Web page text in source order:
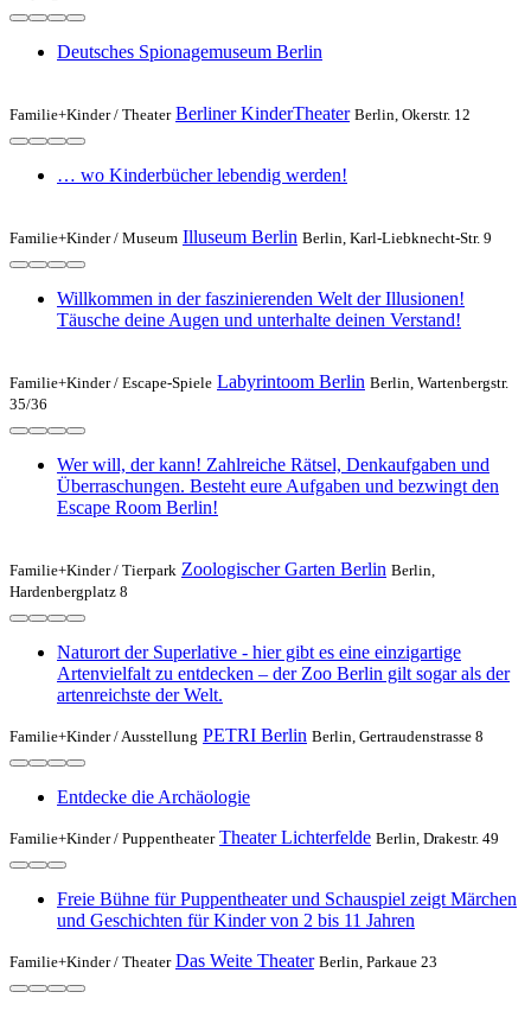
Deutsches Spionagemuseum Berlin
Familie+Kinder / Theater Berliner KinderTheater Berlin, Okerstr. 12
… wo Kinderbücher lebendig werden!
Familie+Kinder / Museum Illuseum Berlin Berlin, Karl-Liebknecht-Str. 9
Willkommen in der faszinierenden Welt der Illusionen!
Täusche deine Augen und unterhalte deinen Verstand!
Familie+Kinder / Escape-Spiele Labyrintoom Berlin Berlin, Wartenbergstr.
35/36
Wer will, der kann! Zahlreiche Rätsel, Denkaufgaben und
Überraschungen. Besteht eure Aufgaben und bezwingt den
Escape Room Berlin!
Familie+Kinder / Tierpark Zoologischer Garten Berlin Berlin,
Hardenbergplatz 8
Naturort der Superlative - hier gibt es eine einzigartige
Artenvielfalt zu entdecken – der Zoo Berlin gilt sogar als der
artenreichste der Welt.
Familie+Kinder /Ausstellung PETRI Berlin Berlin, Gertraudenstrasse 8
Entdecke die Archäologie
Familie+Kinder / Puppentheater Theater Lichterfelde Berlin, Drakestr. 49
Freie Bühne für Puppentheater und Schauspiel zeigt Märchen
und Geschichten für Kinder von 2 bis 11 Jahren
Familie+Kinder / Theater Das Weite Theater Berlin, Parkaue 23